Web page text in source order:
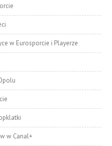
w Eurosporcie i Playerze
w Canal+